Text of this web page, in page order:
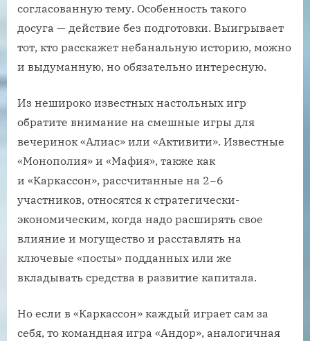
согласованную тему. Особенность такого
досуга — действие без подготовки. Выигрывает
тот, кто расскажет небанальную историю, можно
и выдуманную, но обязательно интересную.
Из нешироко известных настольных игр
обратите внимание на смешные игры для
вечеринок «Алиас» или «Активити». Известные
«Монополия» и «Мафия», также как
и «Каркассон», рассчитанные на 2−6
участников, относятся к стратегически-
экономическим, когда надо расширять свое
влияние и могущество и расставлять на
ключевые «посты» подданных или же
вкладывать средства в развитие капитала.
Но если в «Каркассон» каждый играет сам за
себя, то командная игра «Андор», аналогичная